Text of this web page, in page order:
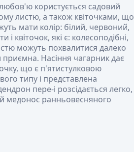
користується садовий
листю, а також квіточками, що
мати колір: білий, червоний,
квіточок, які є: колесоподібні,
можуть похвалитися далеко
Насіння чагарник дає
що є п'ятистулковою
типу і представлена
пере-і розсідається легко,
медонос ранньовесняного